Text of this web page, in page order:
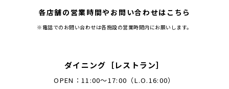
各店舗の営業時間やお問い合わせはこちら
※電話でのお問い合わせは各施設の営業時間内にお願いします。
ダイニング［レストラン］
OPEN：11:00～17:00（L.O.16:00）